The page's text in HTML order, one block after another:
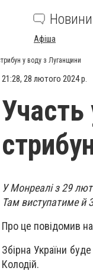
Новини
Афіша
у воду з Луганщини
21:28, 28 лютого 2024 р.
Участь
У Монреалі з 29
Там виступатиме й
Про це повідомив
Збірна України
Колодій.